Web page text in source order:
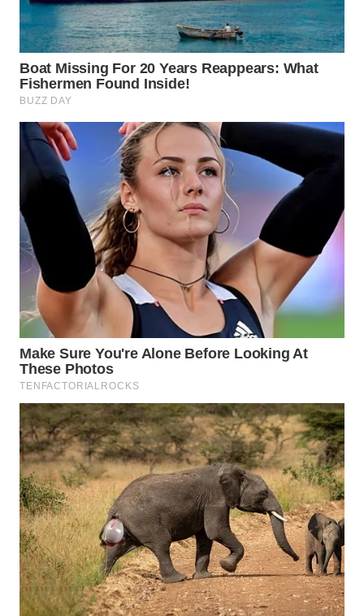
WN
PRIANGAN
TIMUR
WN
SEMARANG
WN
SOLO
BOROBUDUR
MADURA
WN
SURABAYA
WN
NATUNA
WN
BINTAN
WN
MANDALIKA
WN
LIKUPANG